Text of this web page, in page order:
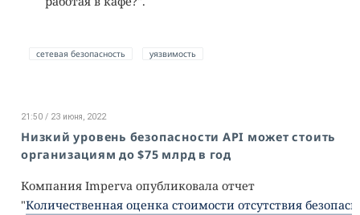
сетевая безопасность уязвимость
21:50 / 23 июня, 2022
Низкий уровень безопасности API может стоить
организациям до $75 млрд в год
Компания Imperva опубликовала отчет
"Количественная оценка стоимости отсутствия